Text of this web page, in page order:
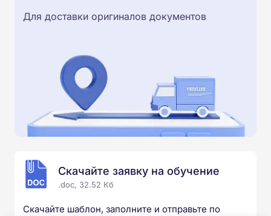
Для доставки оригиналов документов
Скачайте заявку на обучение
.doc, 32.52 Кб
Скачайте шаблон, заполните и отправьте по